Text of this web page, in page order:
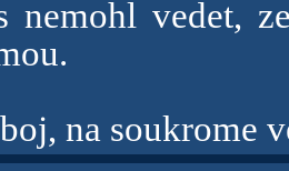
nemohl vedet,
na soukrome